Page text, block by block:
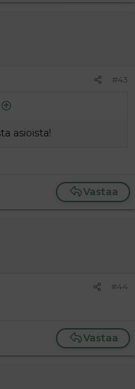
#43
asioista!
Vastaa
#44
Vastaa